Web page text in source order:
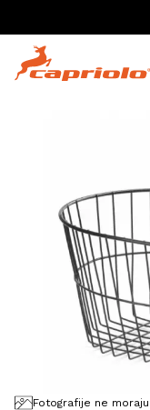
Fotografije ne